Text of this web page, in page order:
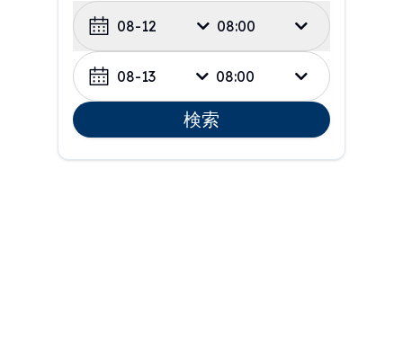
08-12 08:00
08-13 08:00
検索